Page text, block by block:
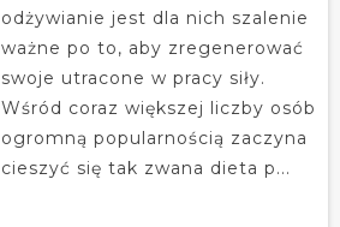
odżywianie jest dla nich szalenie
ważne po to, aby zregenerować
swoje utracone w pracy siły.
Wśród coraz większej liczby osób
ogromną popularnością zaczyna
cieszyć się tak zwana dieta p...